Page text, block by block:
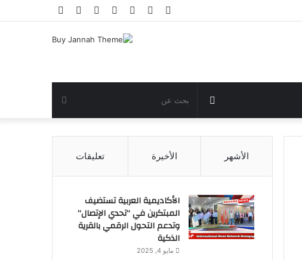
مقال تسجيل
انستقرام يوتيوب تويترفيسبوك
عن عشوائي
الأشهر الأخيرة تعليقات
الأكاديمية العربية تستضيف
المبتكرين في “تحدي الإتصال”
وتدعم التحول الرقمي بالقرية
الذكية
مايو 4, 2025